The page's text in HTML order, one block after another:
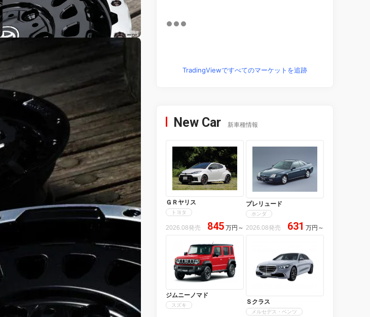
TradingViewですべてのマーケットを追跡
New Car 新車種情報
ＧＲヤリス
トヨタ
2026.08発売 845 万円 ～
プレリュード
ホンダ
2026.08発売 631 万円 ～
ジムニーノマド
スズキ Ｓクラス
メルセデス・ベンツ